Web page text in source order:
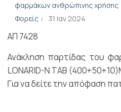
φαρμάκων ανθρώπινης χρήσης
Φορείς
31 Ιαν 2024
ΑΠ 7428
Ανάκληση παρτίδας του
LONARID-N TAB
Για να δείτε την απόφαση